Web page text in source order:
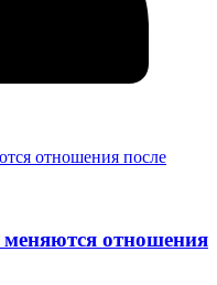
отношения